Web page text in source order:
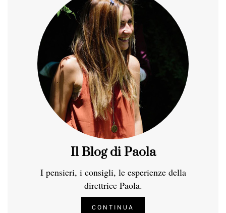
Il Blog di Paola
I pensieri, i consigli, le esperienze della
direttrice Paola.
CONTINUA